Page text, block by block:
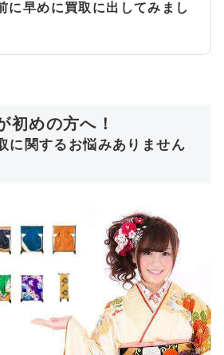
に早めに買取に出してみまし
初めの方へ！
に関するお悩みありません